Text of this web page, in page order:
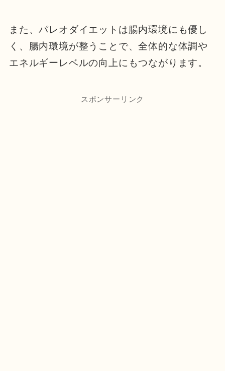
また、パレオダイエットは腸内環境にも優し
く、腸内環境が整うことで、全体的な体調や
エネルギーレベルの向上にもつながります。
スポンサーリンク